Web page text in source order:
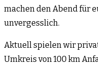
machen den Abend für
unvergesslich.
Aktuell spielen wir
Umkreis von 100 km